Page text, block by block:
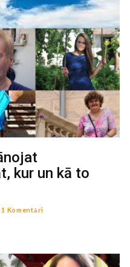
kur un kā to
1 Komentāri